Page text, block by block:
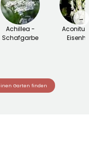
Achillea -
Schafgarbe
→
Garten finden